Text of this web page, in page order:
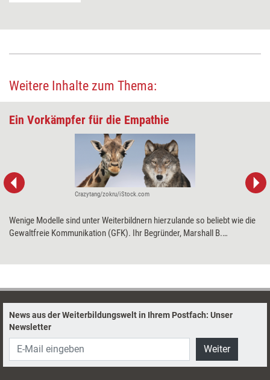
Weitere Inhalte zum Thema:
Ein Vorkämpfer für die Empathie
Crazytang/zokru/iStock.com
Wenige Modelle sind unter Weiterbildnern hierzulande so beliebt wie die
Gewaltfreie Kommunikation (GFK). Ihr Begründer, Marshall B.
News aus der Weiterbildungswelt in Ihrem Postfach: Unser
Newsletter
Weiter